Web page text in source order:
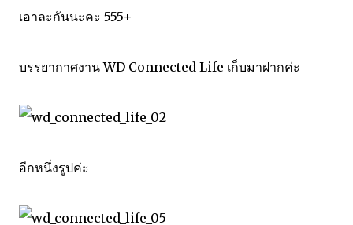
เอาละกันนะคะ 555+
บรรยากาศงาน WD Connected Life เก็บมาฝากค่ะ
อีกหนึ่งรูปค่ะ